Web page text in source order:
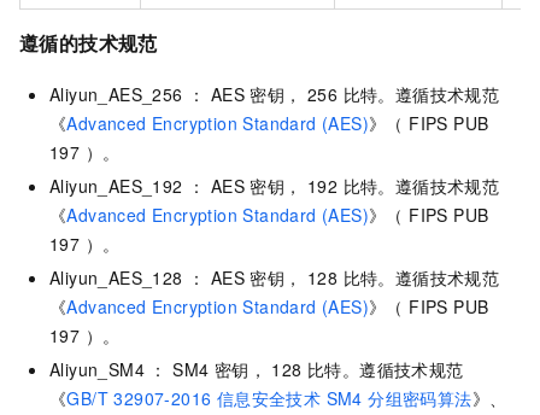
遵循的技术规范
Aliyun_AES_256 ： AES 密钥， 256 比特。遵循技术规范
《Advanced Encryption Standard (AES)》（ FIPS PUB
197 ）。
Aliyun_AES_192 ： AES 密钥， 192 比特。遵循技术规范
《Advanced Encryption Standard (AES)》（ FIPS PUB
197 ）。
Aliyun_AES_128 ： AES 密钥， 128 比特。遵循技术规范
《Advanced Encryption Standard (AES)》（ FIPS PUB
197 ）。
Aliyun_SM4 ： SM4 密钥， 128 比特。遵循技术规范
《GB/T 32907-2016 信息安全技术 SM4 分组密码算法》、